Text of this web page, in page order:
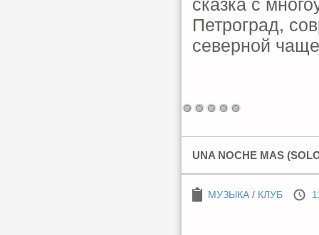
сказка с
Петроград,
северной
UNA NOCHE MAS
МУЗЫКА / КЛУБ